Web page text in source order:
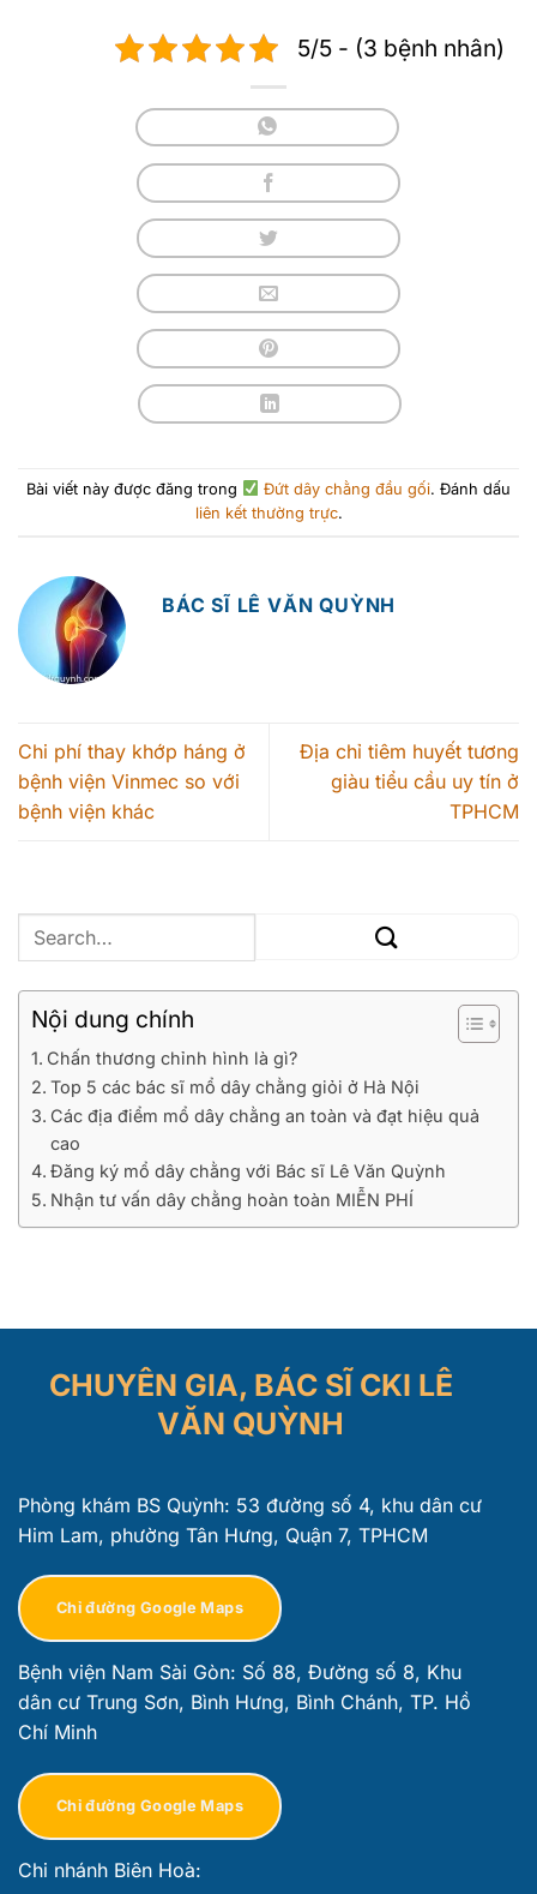
5/5 - (3 bệnh nhân)
Bài viết này được đăng trong Đứt dây chằng đầu gối. Đánh dấu
liên kết thường trực.
BÁC SĨ LÊ VĂN QUỲNH
Chi phí thay khớp háng ở
bệnh viện Vinmec so với
bệnh viện khác
Địa chỉ tiêm huyết tương
giàu tiểu cầu uy tín ở
TPHCM
Nội dung chính
Chấn thương chỉnh hình là gì?
Top 5 các bác sĩ mổ dây chằng giỏi ở Hà Nội
Các địa điểm mổ dây chằng an toàn và đạt hiệu quả
cao
Đăng ký mổ dây chằng với Bác sĩ Lê Văn Quỳnh
Nhận tư vấn dây chằng hoàn toàn MIỄN PHÍ
CHUYÊN GIA, BÁC SĨ CKI LÊ
VĂN QUỲNH
Phòng khám BS Quỳnh: 53 đường số 4, khu dân cư
Him Lam, phường Tân Hưng, Quận 7, TPHCM
Chỉ đường Google Maps
Bệnh viện Nam Sài Gòn: Số 88, Đường số 8, Khu
dân cư Trung Sơn, Bình Hưng, Bình Chánh, TP. Hồ
Chí Minh
Chỉ đường Google Maps
Chi nhánh Biên Hoà: